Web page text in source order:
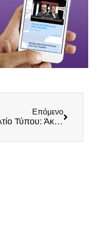
Επόμενο
Δελτίο Τύπου: Άκρατες υποσχέσεις και παροχολογία από τον Κυριάκο Μητσοτάκη